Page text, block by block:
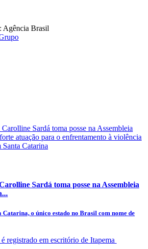
Agência Brasil
Sardá toma posse na Assembleia
Catarina, o único estado no Brasil com nome de